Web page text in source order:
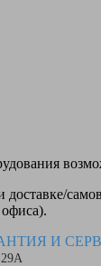
доставке/
И
29А